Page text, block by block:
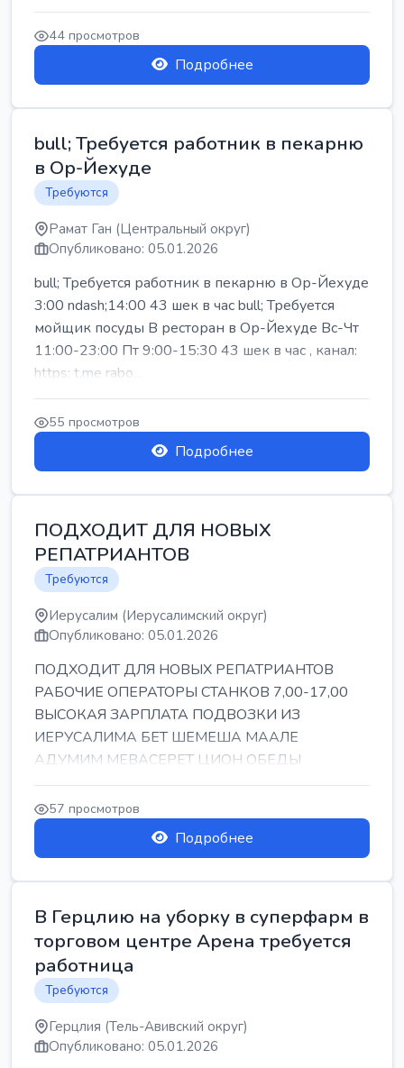
44 просмотров
Подробнее
bull; Требуется работник в пекарню
в Ор-Йехуде
Требуются
Рамат Ган (Центральный округ)
Опубликовано: 05.01.2026
bull; Требуется работник в пекарню в Ор-Йехуде
3:00 ndash;14:00 43 шек в час bull; Требуется
мойщик посуды В ресторан в Ор-Йехуде Вс-Чт
11:00-23:00 Пт 9:00-15:30 43 шек в час , канал:
https: t.me rabo...
55 просмотров
Подробнее
ПОДХОДИТ ДЛЯ НОВЫХ
РЕПАТРИАНТОВ
Требуются
Иерусалим (Иерусалимский округ)
Опубликовано: 05.01.2026
ПОДХОДИТ ДЛЯ НОВЫХ РЕПАТРИАНТОВ
РАБОЧИЕ ОПЕРАТОРЫ СТАНКОВ 7,00-17,00
ВЫСОКАЯ ЗАРПЛАТА ПОДВОЗКИ ИЗ
ИЕРУСАЛИМА БЕТ ШЕМЕША МААЛЕ
АДУМИМ МЕВАСЕРЕТ ЦИОН ОБЕДЫ
ПОДАРКИ КОРПОРАТИВЫ ИНГА
57 просмотров
Подробнее
В Герцлию на уборку в суперфарм в
торговом центре Арена требуется
работница
Требуются
Герцлия (Тель-Авивский округ)
Опубликовано: 05.01.2026